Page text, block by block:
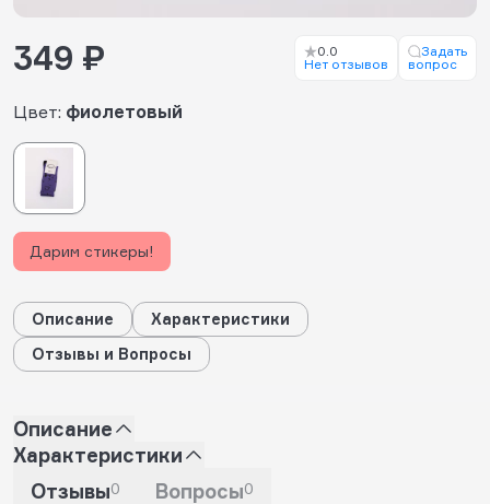
Цвет: фиолетовый
349 ₽
0.0
Нет отзывов
Задать
вопрос
Дарим стикеры!
Описание
Характеристики
Отзывы и Вопросы
Описание
Характеристики
Отзывы0 Вопросы0